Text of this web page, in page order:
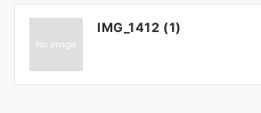
IMG_1412 (1)